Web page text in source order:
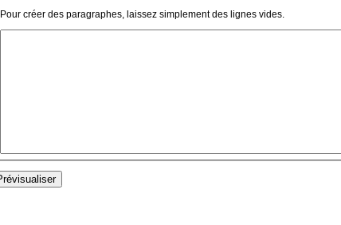
Pour créer des paragraphes, laissez simplement des lignes vides.